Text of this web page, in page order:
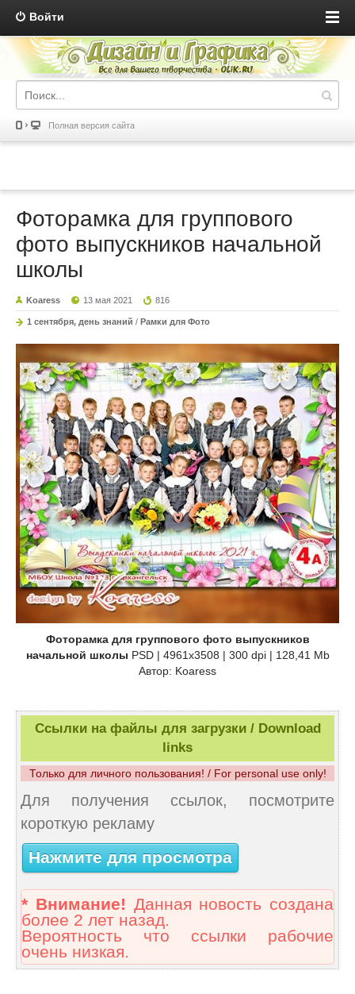
Войти
Полная версия сайта
Фоторамка для группового
фото выпускников начальной
школы
Koaress 13 мая 2021 816
1 сентября, день знаний / Рамки для Фото
Фоторамка для группового фото выпускников
начальной школы PSD | 4961x3508 | 300 dpi | 128,41 Mb
Автор: Koaress
Ссылки на файлы для загрузки / Download
links
Только для личного пользования! / For personal use only!
Для получения ссылок, посмотрите
короткую рекламу
Нажмите для просмотра
* Внимание! Данная новость создана
более 2 лет назад.
Вероятность что ссылки рабочие
очень низкая.